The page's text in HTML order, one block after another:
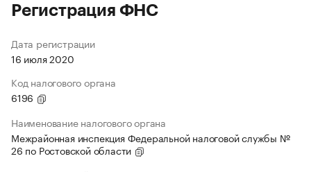
Регистрация ФНС
Дата регистрации
16 июля 2020
Код налогового органа
6196
Наименование налогового органа
Межрайонная инспекция Федеральной налоговой службы №
26 по Ростовской области